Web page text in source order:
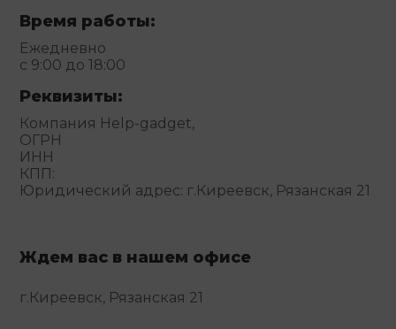
Время работы:
Ежедневно
с 9:00 до 18:00
Реквизиты:
Компания Help-gadget,
ОГРН
ИНН
КПП:
Юридический адрес: г.Киреевск, Рязанская 21
Ждем вас в нашем офисе
г.Киреевск, Рязанская 21